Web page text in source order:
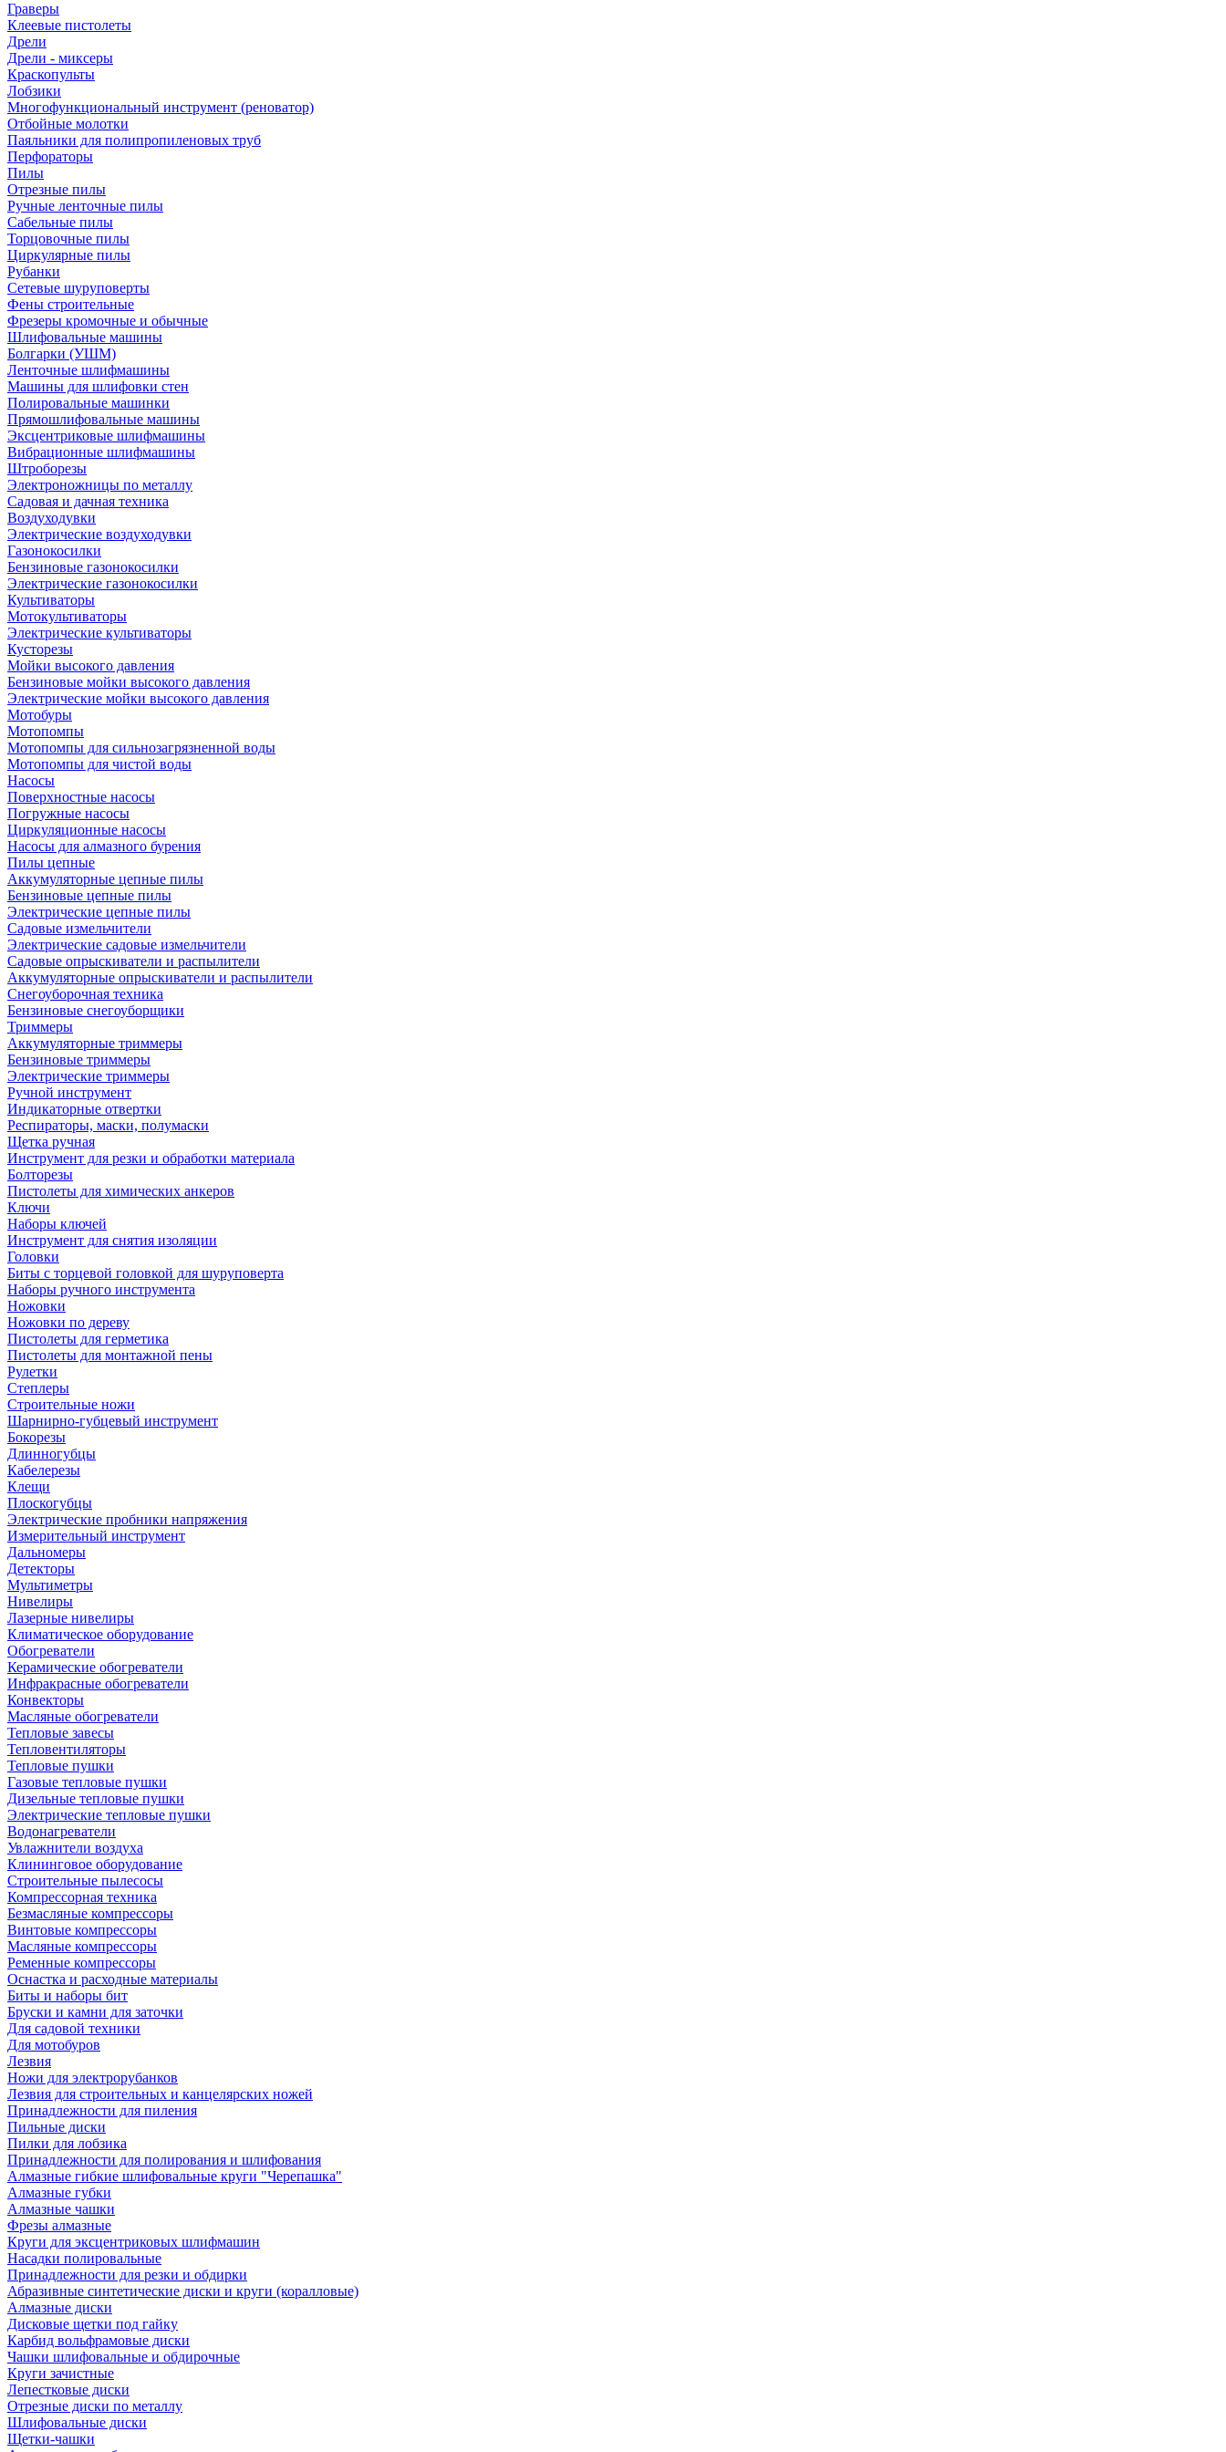
Граверы
Клеевые пистолеты
Дрели
Дрели - миксеры
Краскопульты
Лобзики
Многофункциональный инструмент (реноватор)
Отбойные молотки
Паяльники для полипропиленовых труб
Перфораторы
Пилы
Отрезные пилы
Ручные ленточные пилы
Сабельные пилы
Торцовочные пилы
Циркулярные пилы
Рубанки
Сетевые шуруповерты
Фены строительные
Фрезеры кромочные и обычные
Шлифовальные машины
Болгарки (УШМ)
Ленточные шлифмашины
Машины для шлифовки стен
Полировальные машинки
Прямошлифовальные машины
Эксцентриковые шлифмашины
Вибрационные шлифмашины
Штроборезы
Электроножницы по металлу
Садовая и дачная техника
Воздуходувки
Электрические воздуходувки
Газонокосилки
Бензиновые газонокосилки
Электрические газонокосилки
Культиваторы
Мотокультиваторы
Электрические культиваторы
Кусторезы
Мойки высокого давления
Бензиновые мойки высокого давления
Электрические мойки высокого давления
Мотобуры
Мотопомпы
Мотопомпы для сильнозагрязненной воды
Мотопомпы для чистой воды
Насосы
Поверхностные насосы
Погружные насосы
Циркуляционные насосы
Насосы для алмазного бурения
Пилы цепные
Аккумуляторные цепные пилы
Бензиновые цепные пилы
Электрические цепные пилы
Садовые измельчители
Электрические садовые измельчители
Садовые опрыскиватели и распылители
Аккумуляторные опрыскиватели и распылители
Снегоуборочная техника
Бензиновые снегоуборщики
Триммеры
Аккумуляторные триммеры
Бензиновые триммеры
Электрические триммеры
Ручной инструмент
Индикаторные отвертки
Респираторы, маски, полумаски
Щетка ручная
Инструмент для резки и обработки материала
Болторезы
Пистолеты для химических анкеров
Ключи
Наборы ключей
Инструмент для снятия изоляции
Головки
Биты с торцевой головкой для шуруповерта
Наборы ручного инструмента
Ножовки
Ножовки по дереву
Пистолеты для герметика
Пистолеты для монтажной пены
Рулетки
Степлеры
Строительные ножи
Шарнирно-губцевый инструмент
Бокорезы
Длинногубцы
Кабелерезы
Клещи
Плоскогубцы
Электрические пробники напряжения
Измерительный инструмент
Дальномеры
Детекторы
Мультиметры
Нивелиры
Лазерные нивелиры
Климатическое оборудование
Обогреватели
Керамические обогреватели
Инфракрасные обогреватели
Конвекторы
Масляные обогреватели
Тепловые завесы
Тепловентиляторы
Тепловые пушки
Газовые тепловые пушки
Дизельные тепловые пушки
Электрические тепловые пушки
Водонагреватели
Увлажнители воздуха
Клининговое оборудование
Строительные пылесосы
Компрессорная техника
Безмасляные компрессоры
Винтовые компрессоры
Масляные компрессоры
Ременные компрессоры
Оснастка и расходные материалы
Биты и наборы бит
Бруски и камни для заточки
Для садовой техники
Для мотобуров
Лезвия
Ножи для электрорубанков
Лезвия для строительных и канцелярских ножей
Принадлежности для пиления
Пильные диски
Пилки для лобзика
Принадлежности для полирования и шлифования
Алмазные гибкие шлифовальные круги "Черепашка"
Алмазные губки
Алмазные чашки
Фрезы алмазные
Круги для эксцентриковых шлифмашин
Насадки полировальные
Принадлежности для резки и обдирки
Абразивные синтетические диски и круги (коралловые)
Алмазные диски
Дисковые щетки под гайку
Карбид вольфрамовые диски
Чашки шлифовальные и обдирочные
Круги зачистные
Лепестковые диски
Отрезные диски по металлу
Шлифовальные диски
Щетки-чашки